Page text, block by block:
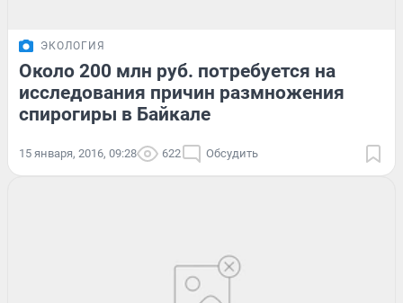
ЭКОЛОГИЯ
Около 200 млн руб. потребуется на
исследования причин размножения
спирогиры в Байкале
15 января, 2016, 09:28 622 Обсудить